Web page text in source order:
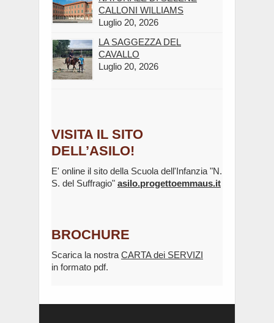
CALLONI WILLIAMS
Luglio 20, 2026
LA SAGGEZZA DEL
CAVALLO
Luglio 20, 2026
VISITA IL SITO
DELL’ASILO!
E' online il sito della Scuola dell'Infanzia "N.
S. del Suffragio" asilo.progettoemmaus.it
BROCHURE
Scarica la nostra CARTA dei SERVIZI
in formato pdf.